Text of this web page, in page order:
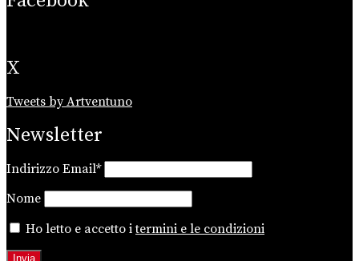
X
Tweets by Artventuno
Newsletter
Indirizzo Email*
Nome
Ho letto e accetto itermini e le condizioni